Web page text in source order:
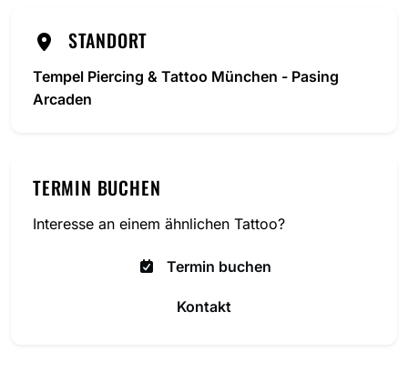
STANDORT
Tempel Piercing & Tattoo München - Pasing
Arcaden
TERMIN BUCHEN
Interesse an einem ähnlichen Tattoo?
Termin buchen
Kontakt